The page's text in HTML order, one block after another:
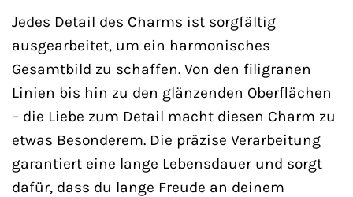
Jedes Detail des Charms ist sorgfältig
ausgearbeitet, um ein harmonisches
Gesamtbild zu schaffen. Von den filigranen
Linien bis hin zu den glänzenden Oberflächen
– die Liebe zum Detail macht diesen Charm zu
etwas Besonderem. Die präzise Verarbeitung
garantiert eine lange Lebensdauer und sorgt
dafür, dass du lange Freude an deinem